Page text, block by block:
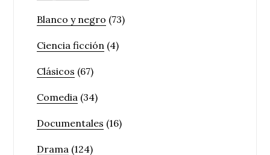
Blanco y negro (73)
Ciencia ficción (4)
Clásicos (67)
Comedia (34)
Documentales (16)
Drama (124)